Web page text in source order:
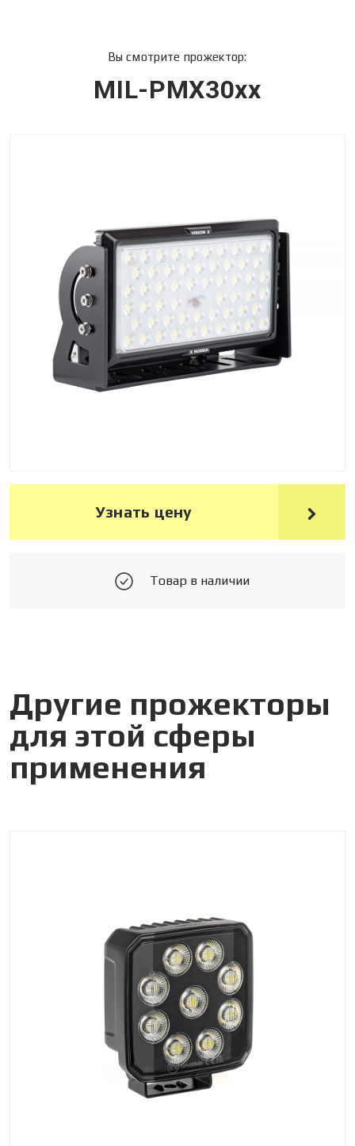
Вы смотрите прожектор:
MIL-PMX30xx
Узнать цену
Товар в наличии
Другие прожекторы
для этой сферы
применения